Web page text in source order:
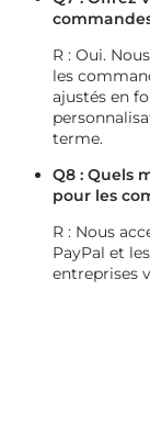
R : Oui.
les
ajustés en
terme.
Q8 : Quels
pour les
R : Nous
PayPal et
entreprises